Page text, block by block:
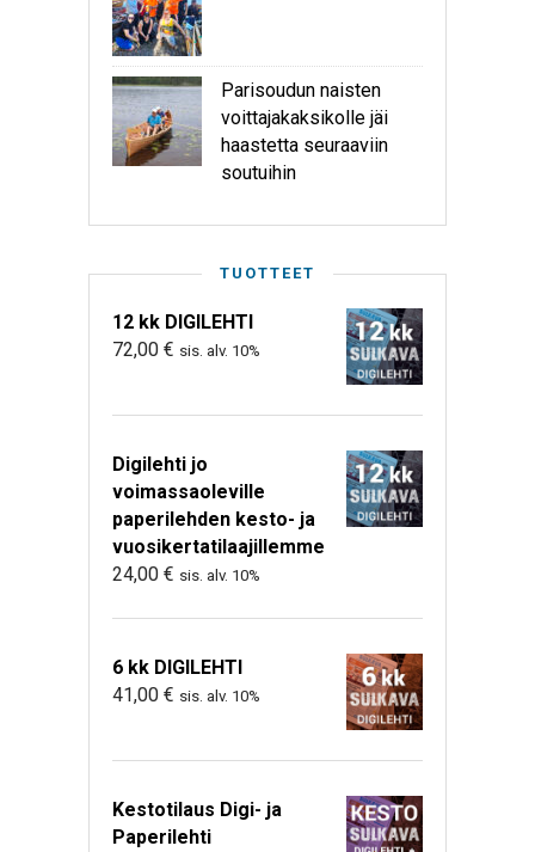
Parisoudun naisten
voittajakaksikolle jäi
haastetta seuraaviin
soutuihin
TUOTTEET
12 kk DIGILEHTI
72,00 € sis. alv. 10%
Digilehti jo
voimassaoleville
paperilehden kesto- ja
vuosikertatilaajillemme
24,00 € sis. alv. 10%
6 kk DIGILEHTI
41,00 € sis. alv. 10%
Kestotilaus Digi- ja
Paperilehti